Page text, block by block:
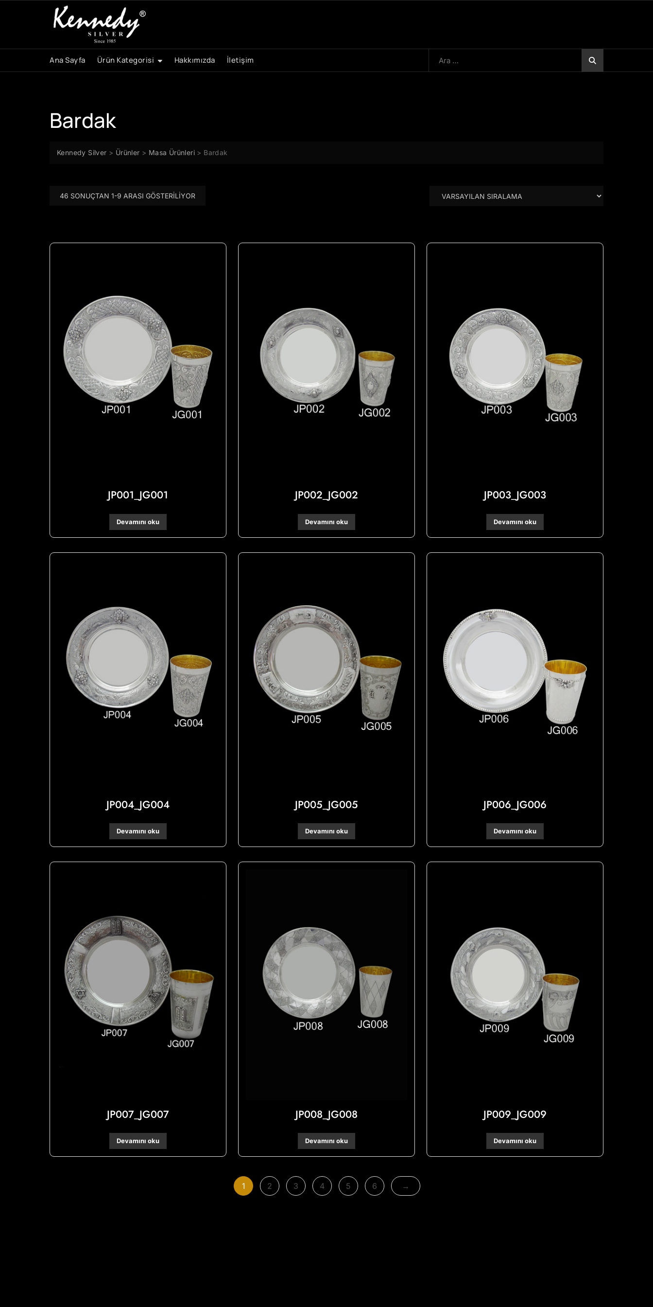
Ana Sayfa Ürün Kategorisi Hakkımızda İletişim
Bardak
Kennedy Silver > Ürünler > Masa Ürünleri > Bardak
46 SONUÇTAN 1-9 ARASI GÖSTERILIYOR
JP001_JG001
Devamını oku
JP002_JG002
Devamını oku
JP003_JG003
Devamını oku
JP004_JG004
Devamını oku
JP005_JG005
Devamını oku
JP006_JG006
Devamını oku
JP007_JG007
Devamını oku
JP008_JG008
Devamını oku
JP009_JG009
Devamını oku
1 2 3 4 5 6 →